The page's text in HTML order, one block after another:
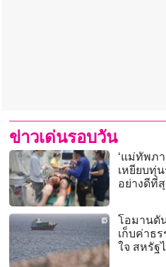
ข่าวเด่นรอบวัน
‘แม่ทัพภ
เหยียบทุ่
อย่างดีที่
โอมานดั
เก็บค่าธ
ใจ สหรัฐ